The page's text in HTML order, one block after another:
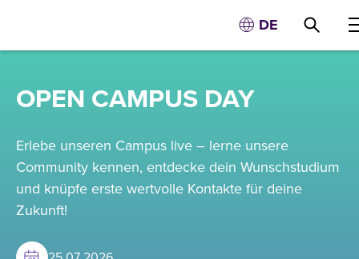
DE
OPEN CAMPUS DAY
Erlebe unseren Campus live – lerne unsere
Community kennen, entdecke dein Wunschstudium
und knüpfe erste wertvolle Kontakte für deine
Zukunft!